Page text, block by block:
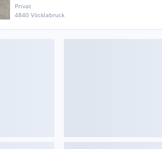
Privat
4840 Vöcklabruck